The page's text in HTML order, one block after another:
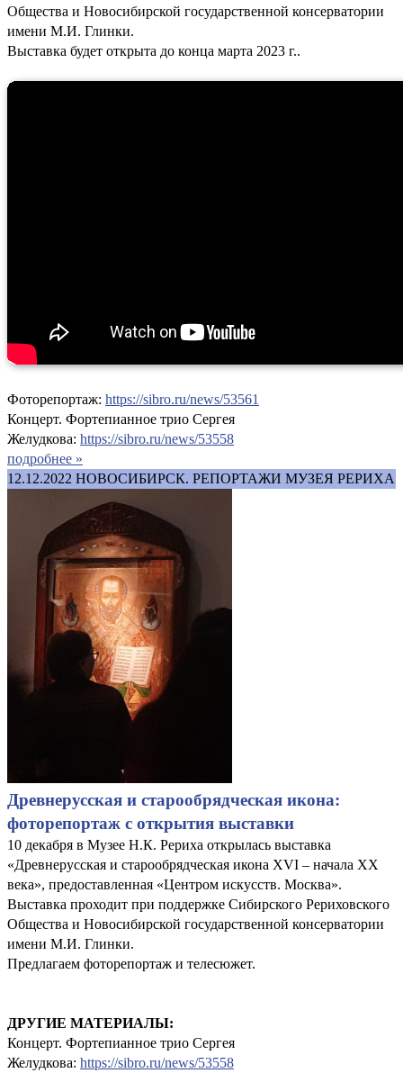
Общества и Новосибирской государственной консерватории
имени М.И. Глинки.
Выставка будет открыта до конца марта 2023 г..
Фоторепортаж: https://sibro.ru/news/53561
Концерт. Фортепианное трио Сергея
Желудкова: https://sibro.ru/news/53558
подробнее »
12.12.2022 НОВОСИБИРСК. РЕПОРТАЖИ МУЗЕЯ РЕРИХА
Древнерусская и старообрядческая икона:
фоторепортаж с открытия выставки
10 декабря в Музее Н.К. Рериха открылась выставка
«Древнерусская и старообрядческая икона XVI – начала XX
века», предоставленная «Центром искусств. Москва».
Выставка проходит при поддержке Сибирского Рериховского
Общества и Новосибирской государственной консерватории
имени М.И. Глинки.
Предлагаем фоторепортаж и телесюжет.
ДРУГИЕ МАТЕРИАЛЫ:
Концерт. Фортепианное трио Сергея
Желудкова: https://sibro.ru/news/53558